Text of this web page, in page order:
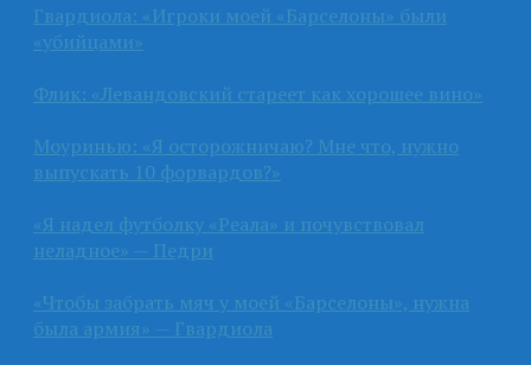
Гвардиола: «Игроки моей «Барселоны» были
«убийцами»
Флик: «Левандовский стареет как хорошее вино»
Моуринью: «Я осторожничаю? Мне что, нужно
выпускать 10 форвардов?»
«Я надел футболку «Реала» и почувствовал
неладное» — Педри
«Чтобы забрать мяч у моей «Барселоны», нужна
была армия» — Гвардиола